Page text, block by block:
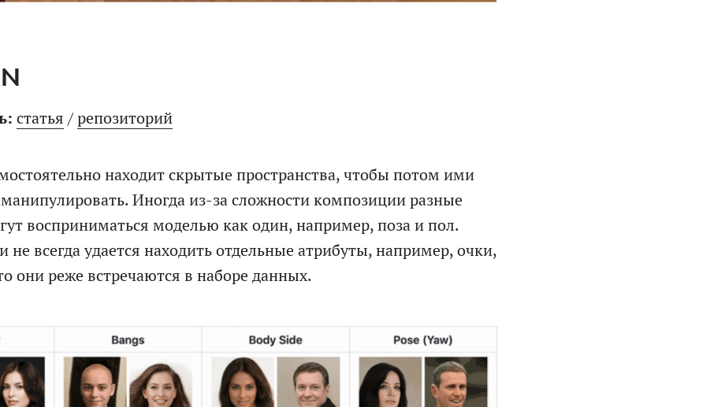
статья /репозиторий
находит скрытые пространства, чтобы потом ими
Иногда из-за сложности композиции разные
восприниматься моделью как один, например, поза и пол.
не всегда удается находить отдельные атрибуты, например, очки,
они реже встречаются в наборе данных.